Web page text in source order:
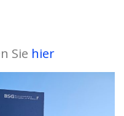
Sie hier